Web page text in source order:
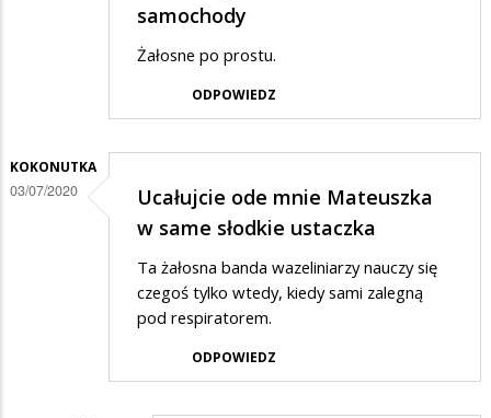
samochody
Żałosne po prostu.
ODPOWIEDZ
KOKONUTKA
03/07/2020
Ucałujcie ode mnie Mateuszka
w same słodkie ustaczka
Ta żałosna banda wazeliniarzy nauczy się
czegoś tylko wtedy, kiedy sami zalegną
pod respiratorem.
ODPOWIEDZ